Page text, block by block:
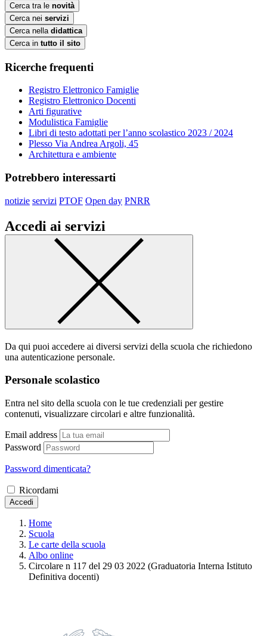
Cerca tra le novità
Cerca nei servizi
Cerca nella didattica
Cerca in tutto il sito
Ricerche frequenti
Registro Elettronico Famiglie
Registro Elettronico Docenti
Arti figurative
Modulistica Famiglie
Libri di testo adottati per l’anno scolastico 2023 / 2024
Plesso Via Andrea Argoli, 45
Architettura e ambiente
Potrebbero interessarti
notizie servizi PTOF Open day PNRR
Accedi ai servizi
Da qui puoi accedere ai diversi servizi della scuola che richiedono
una autenticazione personale.
Personale scolastico
Entra nel sito della scuola con le tue credenziali per gestire
contenuti, visualizzare circolari e altre funzionalità.
Email address
Password
Password dimenticata?
Ricordami
Accedi
Home
Scuola
Le carte della scuola
Albo online
Circolare n 117 del 29 03 2022 (Graduatoria Interna Istituto
Definitiva docenti)